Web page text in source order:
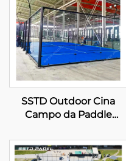
SSTD Outdoor Cina
Campo da Paddle
Professionale Campo di
Padel Classico